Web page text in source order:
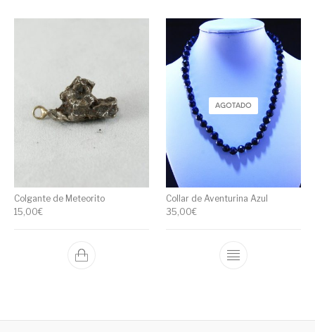
Colgante de Meteorito
15,00€
AGOTADO
Collar de Aventurina Azul
35,00€